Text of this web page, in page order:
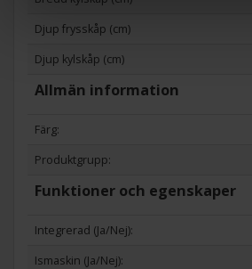
Djup frysskåp (cm)
Djup kylskåp (cm)
Allmän information
Färg:
Produktgrupp:
Funktioner och egenskaper
Integrerad (Ja/Nej):
Ismaskin (Ja/Nej):